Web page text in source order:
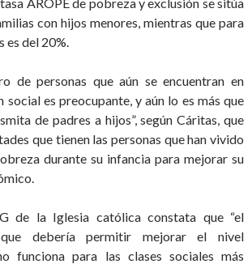
con hijos menores, mientras que para
es del 20%.
de personas que aún se encuentran en
social es preocupante, y aún lo es más que
de padres a hijos”, según Cáritas, que
que tienen las personas que han vivido
durante su infancia para mejorar su
de la Iglesia católica constata que “el
debería permitir mejorar el nivel
funciona para las clases sociales más